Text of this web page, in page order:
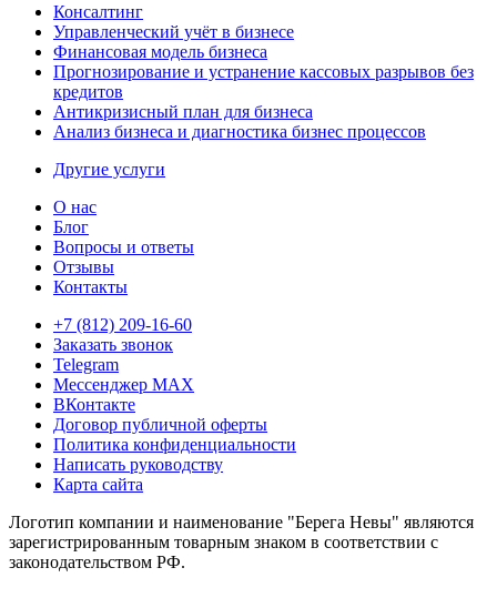
Консалтинг
Управленческий учёт в бизнесе
Финансовая модель бизнеса
Прогнозирование и устранение кассовых разрывов без
кредитов
Антикризисный план для бизнеса
Анализ бизнеса и диагностика бизнес процессов
Другие услуги
О нас
Блог
Вопросы и ответы
Отзывы
Контакты
+7 (812) 209-16-60
Заказать звонок
Telegram
Мессенджер MAX
ВКонтакте
Договор публичной оферты
Политика конфиденциальности
Написать руководству
Карта сайта
Логотип компании и наименование "Берега Невы" являются
зарегистрированным товарным знаком в соответствии с
законодательством РФ.